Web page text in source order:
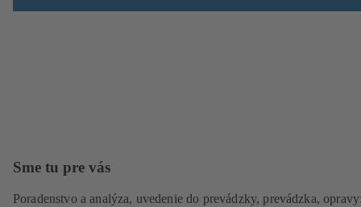
Sme tu pre vás
Poradenstvo a analýza, uvedenie do prevádzky, prevádzka,